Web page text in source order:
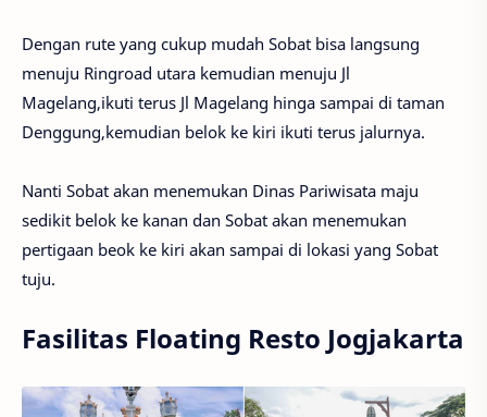
Dengan rute yang cukup mudah Sobat bisa langsung
menuju Ringroad utara kemudian menuju Jl
Magelang,ikuti terus Jl Magelang hinga sampai di taman
Denggung,kemudian belok ke kiri ikuti terus jalurnya.
Nanti Sobat akan menemukan Dinas Pariwisata maju
sedikit belok ke kanan dan Sobat akan menemukan
pertigaan beok ke kiri akan sampai di lokasi yang Sobat
tuju.
Fasilitas Floating Resto Jogjakarta